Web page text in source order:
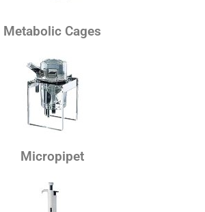
Metabolic Cages
Micropipet